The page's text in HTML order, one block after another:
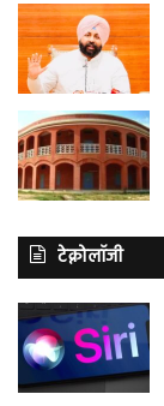
टेक्नोलॉजी